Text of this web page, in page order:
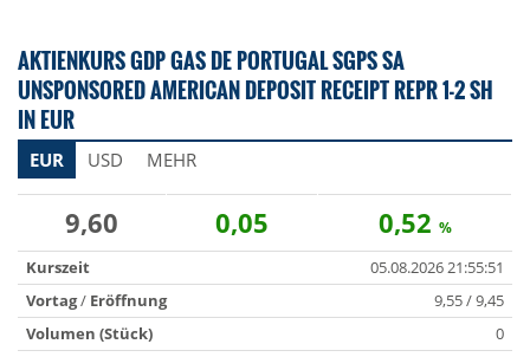
AKTIENKURS GDP GAS DE PORTUGAL SGPS SA
UNSPONSORED AMERICAN DEPOSIT RECEIPT REPR 1-2 SH
IN EUR
EUR USD MEHR
9,60 0,05 0,52 %
Kurszeit
05.08.2026 21:55:51
Vortag/ Eröffnung
9,55 / 9,45
Volumen (Stück)
0